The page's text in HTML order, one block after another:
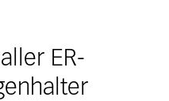
ER-